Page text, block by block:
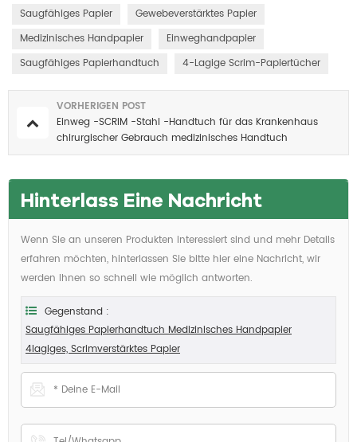
Saugfähiges Papier
Gewebeverstärktes Papier
Medizinisches Handpapier
Einweghandpapier
Saugfähiges Papierhandtuch
4-Lagige Scrim-Papiertücher
VORHERIGEN POST
Einweg -SCRIM -Stahl -Handtuch für das Krankenhaus
chirurgischer Gebrauch medizinisches Handtuch
Hinterlass Eine Nachricht
Wenn Sie an unseren Produkten interessiert sind und mehr Details
erfahren möchten, hinterlassen Sie bitte hier eine Nachricht, wir
werden Ihnen so schnell wie möglich antworten.
Gegenstand :
Saugfähiges Papierhandtuch Medizinisches Handpapier
4lagiges, Scrimverstärktes Papier